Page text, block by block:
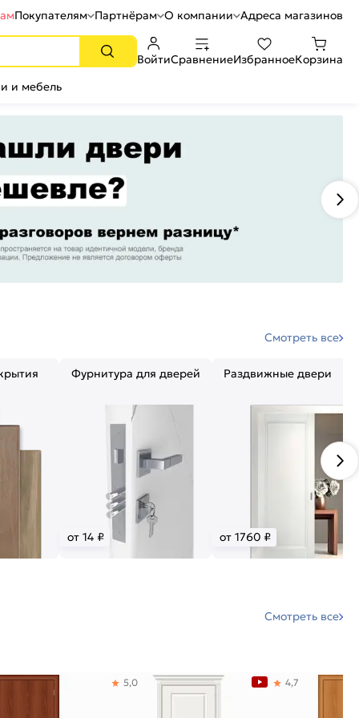
Покупателям Партнёрам О компании Адреса магазинов
ВойтиСравнениеИзбранноеКорзина
и мебель
Смотреть все
Фурнитура для дверей
от 14 ₽
Раздвижные двери
от 1760 ₽
Смотреть все
5,0 4,7